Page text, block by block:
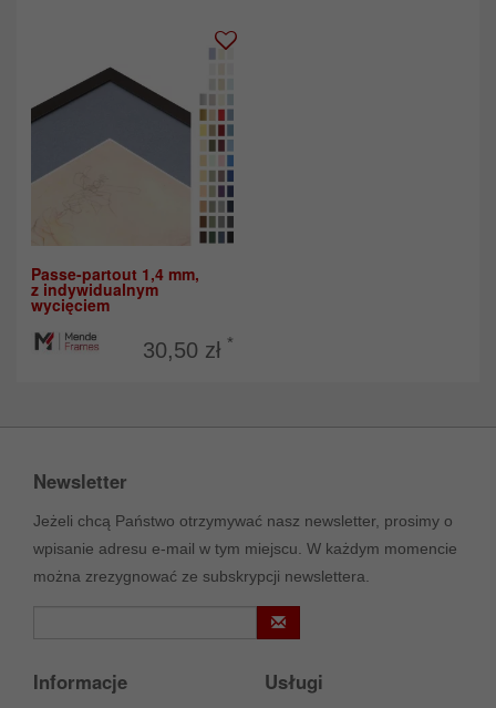
Passe-partout 1,4 mm,
z indywidualnym
wycięciem
30,50 zł *
Newsletter
Jeżeli chcą Państwo otrzymywać nasz newsletter, prosimy o
wpisanie adresu e-mail w tym miejscu. W każdym momencie
można zrezygnować ze subskrypcji newslettera.
Informacje Usługi